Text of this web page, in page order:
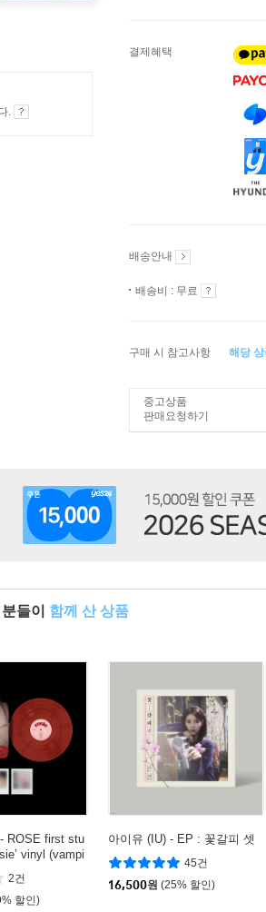
.
결제혜택
배송안내
배송비 : 무료
구매 시 참고사항 해당
중고상품
판매요청하기
들이 함께 산 상품
ROSE first stu
vinyl (vampi
red) [레드 컬
2건
할인)
아이유 (IU) - EP : 꽃갈피 셋
45건
16,500원 (25% 할인)